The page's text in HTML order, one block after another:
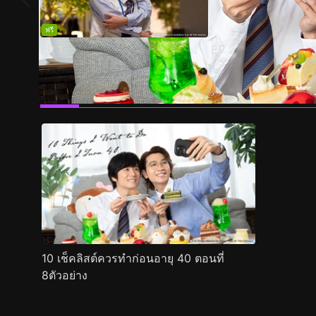
ฟรี
EP 1 EP 2
ตัวอย่าง ภาพนิ่ง เนื้อหาที่แนะนำ รายละเอียด
10 เช็คลิสต์ควรทำก่อนอายุ 40 ตอนที่
8ตัวอย่าง